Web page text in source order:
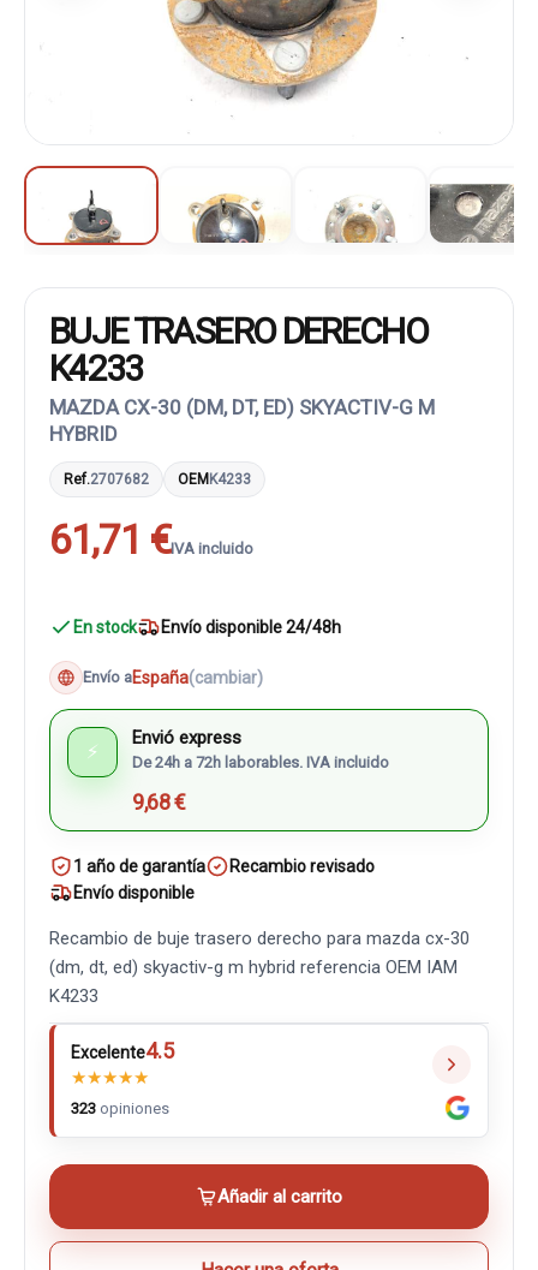
BUJE TRASERO DERECHO
K4233
MAZDA CX-30 (DM, DT, ED) SKYACTIV-G M
HYBRID
Ref.2707682 OEMK4233
61,71 €IVA incluido
En stock Envío disponible 24/48h
Envío aEspaña(cambiar)
⚡
Envió express
De 24h a 72h laborables. IVA incluido
9,68 €
1 año de garantía
Recambio revisado
Envío disponible
Recambio de buje trasero derecho para mazda cx-30
(dm, dt, ed) skyactiv-g m hybrid referencia OEM IAM
K4233
Excelente4.5
★★★★★
323 opiniones
Añadir al carrito